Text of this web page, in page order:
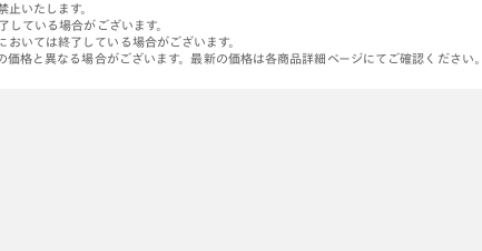
いたします。
ている場合がございます。
いては終了している場合がございます。
格と異なる場合がございます。最新の価格は各商品詳細ページにてご確認ください。